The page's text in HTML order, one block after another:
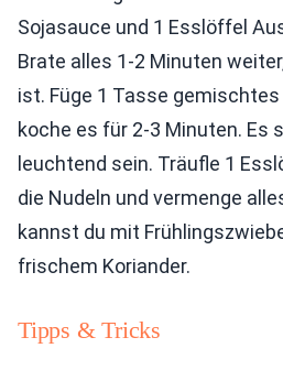
Sojasauce und 1 Esslöffel
Brate alles 1-2 Minuten
ist. Füge 1 Tasse gemischtes
koche es für 2-3 Minuten. Es
leuchtend sein. Träufle 1
die Nudeln und vermenge
kannst du mit
frischem Koriander.
Tipps & Tricks